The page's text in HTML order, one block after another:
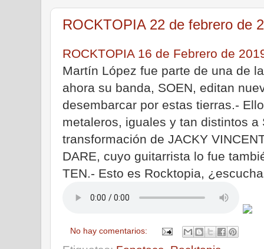
ROCKTOPIA 22 de febrero de
ROCKTOPIA 16 de Febrero de
Martín López fue parte de una de
ahora su banda, SOEN, editan
desembarcar por estas tierras.-
metaleros, iguales y tan distintos a
transformación de JACKY
DARE, cuyo guitarrista lo fue
TEN.- Esto es Rocktopia,
No hay comentarios: